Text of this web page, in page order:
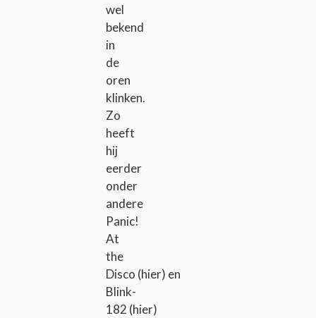
wel
bekend
in
de
oren
klinken.
Zo
heeft
hij
eerder
onder
andere
Panic!
At
the
Disco (hier) en
Blink-
182 (hier)